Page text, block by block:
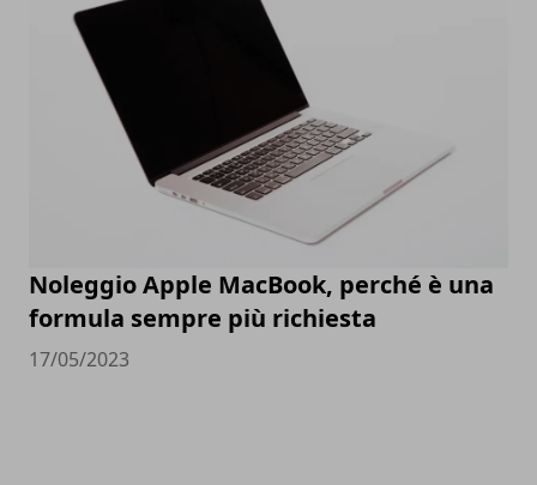
Noleggio Apple MacBook, perché è una
formula sempre più richiesta
17/05/2023